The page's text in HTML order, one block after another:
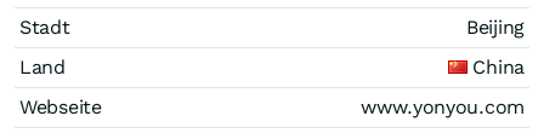
Stadt
Beijing
Land
China
Webseite
www.yonyou.com